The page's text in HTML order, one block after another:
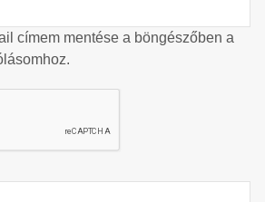
címem mentése a böngészőben a